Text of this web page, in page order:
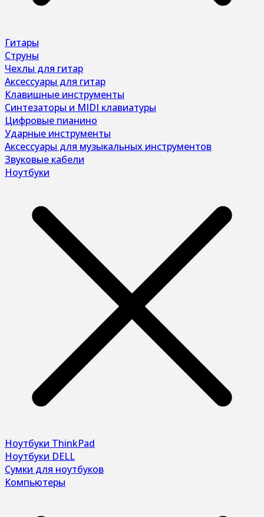
Гитары
Струны
Чехлы для гитар
Аксессуары для гитар
Клавишные инструменты
Синтезаторы и MIDI клавиатуры
Цифровые пианино
Ударные инструменты
Аксессуары для музыкальных инструментов
Звуковые кабели
Ноутбуки
Ноутбуки ThinkPad
Ноутбуки DELL
Сумки для ноутбуков
Компьютеры